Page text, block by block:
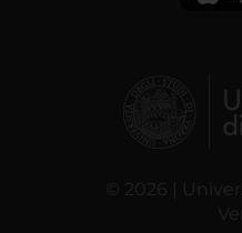
© 2026 |